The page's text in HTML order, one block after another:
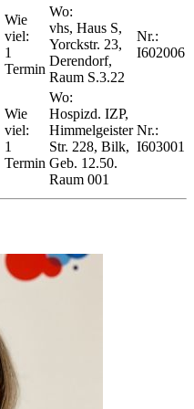
Wie
viel:
1
Termin
Wo:
vhs, Haus S,
Yorckstr. 23,
Derendorf,
Raum S.3.22
Nr.:
I602006
Wie
viel:
1
Termin
Wo:
Hospizd. IZP,
Himmelgeister
Str. 228, Bilk,
Geb. 12.50.
Raum 001
Nr.:
I603001